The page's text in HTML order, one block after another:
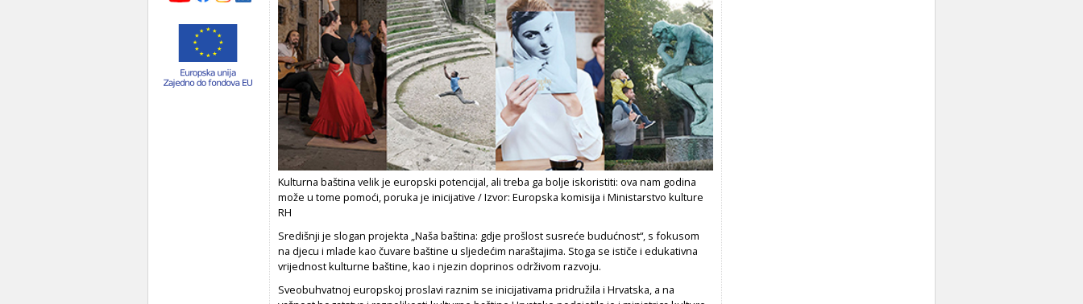
Kulturna baština velik je europski potencijal, ali treba ga bolje iskoristiti: ova nam godina
može u tome pomoći, poruka je inicijative / Izvor: Europska komisija i Ministarstvo kulture
RH
Središnji je slogan projekta „Naša baština: gdje prošlost susreće budućnost“, s fokusom
na djecu i mlade kao čuvare baštine u sljedećim naraštajima. Stoga se ističe i edukativna
vrijednost kulturne baštine, kao i njezin doprinos održivom razvoju.
Sveobuhvatnoj europskoj proslavi raznim se inicijativama pridružila i Hrvatska, a na